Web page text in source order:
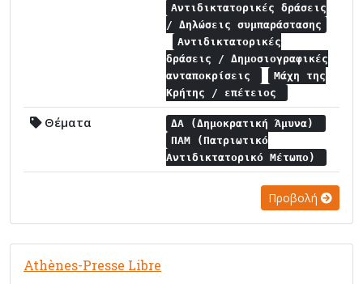
Αντιδικτατορικές δράσεις
/ Δηλώσεις συμπαράστασης
Αντιδικτατορικές
δράσεις / Δημοσιογραφικές
ανταποκρίσεις
Μάχη της
Κρήτης / επέτειος
Θέματα
ΔΑ (Δημοκρατική Άμυνα)
ΠΑΜ (Πατριωτικό
Αντιδικτατορικό Μέτωπο)
Προβολή
Athènes-Presse Libre